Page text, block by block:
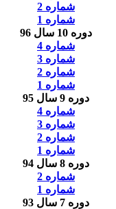
شماره 2
شماره 1
دوره 10 سال 96
شماره 4
شماره 3
شماره 2
شماره 1
دوره 9 سال 95
شماره 4
شماره 3
شماره 2
شماره 1
دوره 8 سال 94
شماره 2
شماره 1
دوره 7 سال 93